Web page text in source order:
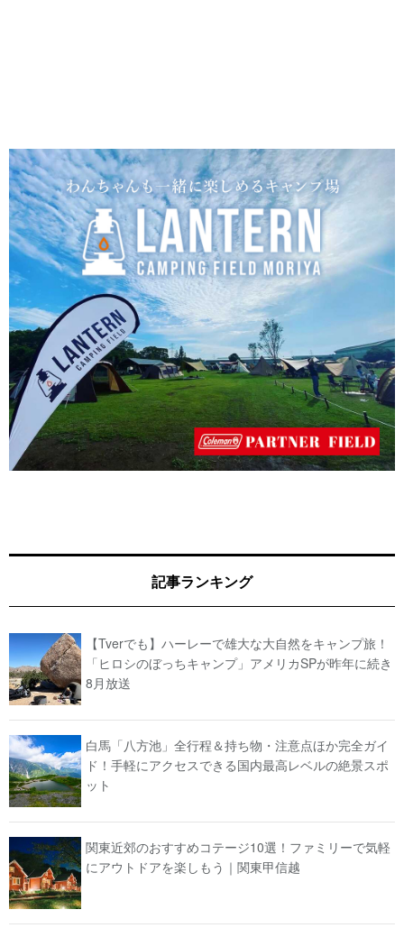
記事ランキング
【Tverでも】ハーレーで雄大な大自然をキャンプ旅！
「ヒロシのぼっちキャンプ」アメリカSPが昨年に続き
8月放送
白馬「八方池」全行程＆持ち物・注意点ほか完全ガイ
ド！手軽にアクセスできる国内最高レベルの絶景スポ
ット
関東近郊のおすすめコテージ10選！ファミリーで気軽
にアウトドアを楽しもう｜関東甲信越